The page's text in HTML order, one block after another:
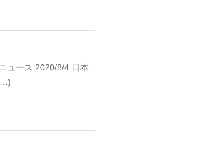
ュース 2020/8/4 日本